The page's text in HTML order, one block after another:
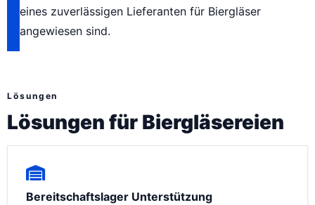
eines zuverlässigen Lieferanten für Biergläser
angewiesen sind.
Lösungen
Lösungen für Biergläsereien
Bereitschaftslager Unterstützung